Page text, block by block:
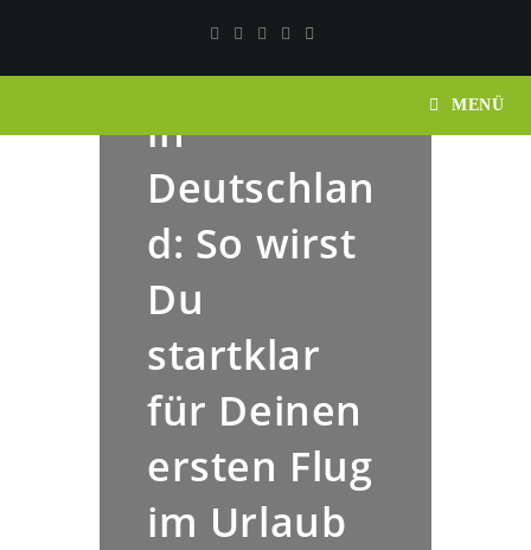
MENÜ
Drohnenfü
hrerschein
in
Deutschlan
d: So wirst
Du
startklar
für Deinen
ersten Flug
im Urlaub